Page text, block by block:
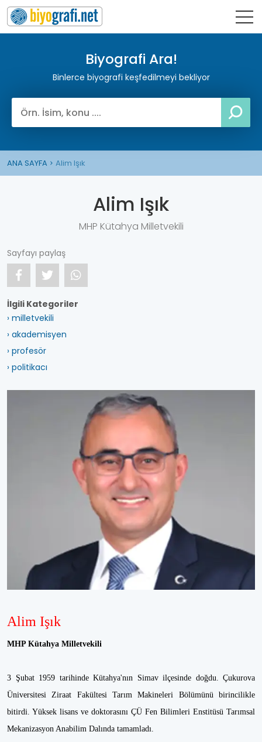
Biyografi Ara!
Binlerce biyografi keşfedilmeyi bekliyor
ANA SAYFA Alim Işık
Alim Işık
MHP Kütahya Milletvekili
Sayfayı paylaş
İlgili Kategoriler
› milletvekili
› akademisyen
› profesör
› politikacı
Alim Işık
MHP Kütahya Milletvekili
3 Şubat 1959 tarihinde Kütahya'nın Simav ilçesinde doğdu. Çukurova
Üniversitesi Ziraat Fakültesi Tarım Makineleri Bölümünü birincilikle
bitirdi. Yüksek lisans ve doktorasını ÇÜ Fen Bilimleri Enstitüsü Tarımsal
Mekanizasyon Anabilim Dalında tamamladı.